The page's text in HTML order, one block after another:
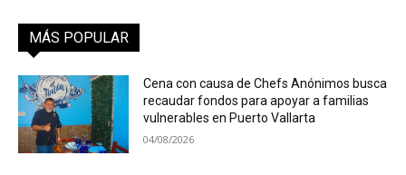
MÁS POPULAR
Cena con causa de Chefs Anónimos busca
recaudar fondos para apoyar a familias
vulnerables en Puerto Vallarta
04/08/2026